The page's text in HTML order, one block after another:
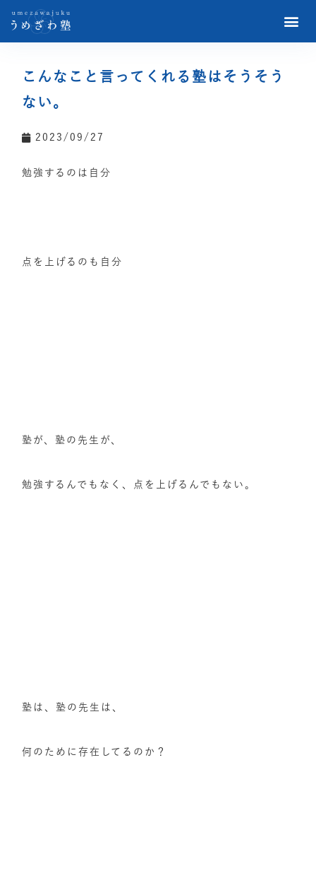
こんなこと言ってくれる塾はそうそう
ない。
2023/09/27
勉強するのは自分
点を上げるのも自分
塾が、塾の先生が、
勉強するんでもなく、点を上げるんでもない。
塾は、塾の先生は、
何のために存在してるのか？